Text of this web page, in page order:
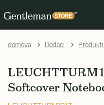
domova Dodaci
Softcover